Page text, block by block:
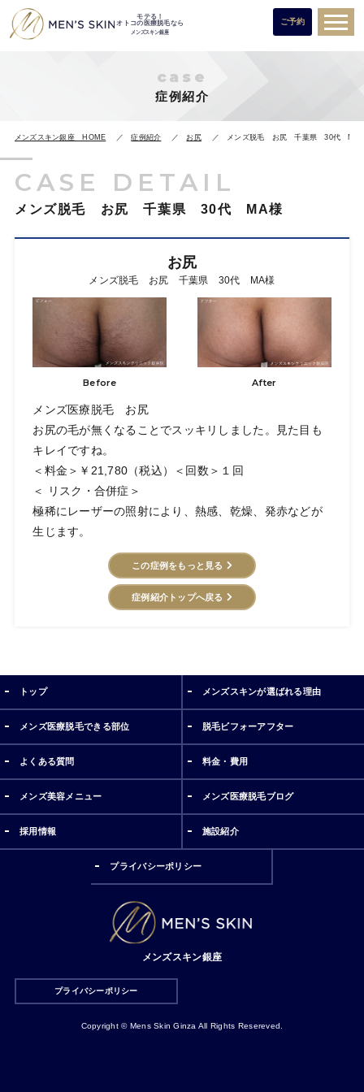
モテる！
オトコの医療脱毛なら
メンズスキン銀座
ご予約
case
症例紹介
メンズスキン銀座 HOME 症例紹介 お尻 メンズ脱毛 お尻 千葉県 30代 MA
CASE DETAIL
メンズ脱毛 お尻 千葉県 30代 MA様
お尻
メンズ脱毛 お尻 千葉県 30代 MA様
Before After
メンズ医療脱毛 お尻
お尻の毛が無くなることでスッキリしました。見た目も
キレイですね。
＜料金＞￥21,780（税込）＜回数＞１回
＜ リスク・合併症＞
極稀にレーザーの照射により、熱感、乾燥、発赤などが
生じます。
この症例をもっと見る
症例紹介トップへ戻る
トップ メンズスキンが選ばれる理由
メンズ医療脱毛できる部位 脱毛ビフォーアフター
よくある質問 料金・費用
メンズ美容メニュー メンズ医療脱毛ブログ
採用情報 施設紹介
プライバシーポリシー
メンズスキン銀座
プライバシーポリシー
Copyright © Mens Skin Ginza All Rights Resereved.